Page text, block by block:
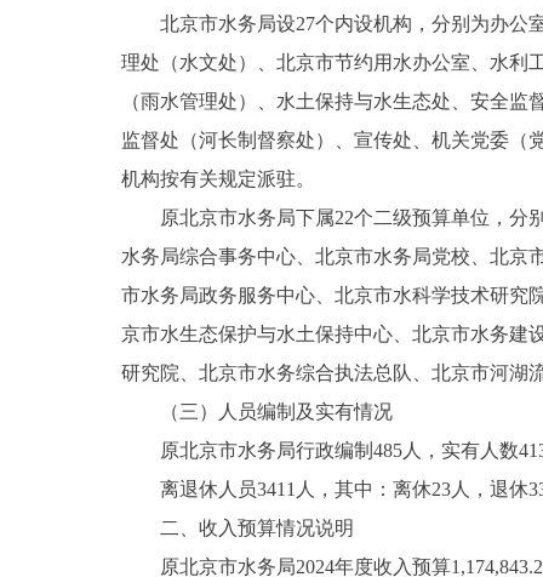
北京市水务局设27个内设机构，分别为办公
理处（水文处）、北京市节约用水办公室、水利
（雨水管理处）、水土保持与水生态处、安全
监督处（河长制督察处）、宣传处、机关党委（
机构按有关规定派驻。
原北京市水务局下属22个二级预算单位，
水务局综合事务中心、北京市水务局党校、北京
市水务局政务服务中心、北京市水科学技术研究
京市水生态保护与水土保持中心、北京市水务建
研究院、北京市水务综合执法总队、北京市河湖
（三）人员编制及实有情况
原北京市水务局行政编制485人，实有人数
离退休人员3411人，其中：离休23人，退休
二、收入预算情况说明
原北京市水务局2024年度收入预算